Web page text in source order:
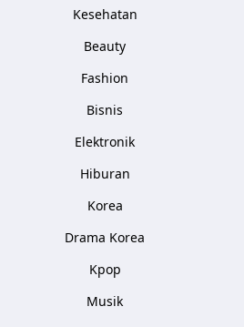
Kesehatan
Beauty
Fashion
Bisnis
Elektronik
Hiburan
Korea
Drama Korea
Kpop
Musik